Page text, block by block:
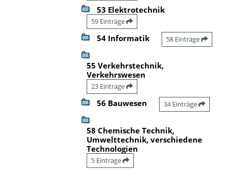
53 Elektrotechnik
59 Einträge
54 Informatik 58 Einträge
55 Verkehrstechnik,
Verkehrswesen
23 Einträge
56 Bauwesen 34 Einträge
58 Chemische Technik,
Umwelttechnik, verschiedene
Technologien
5 Einträge